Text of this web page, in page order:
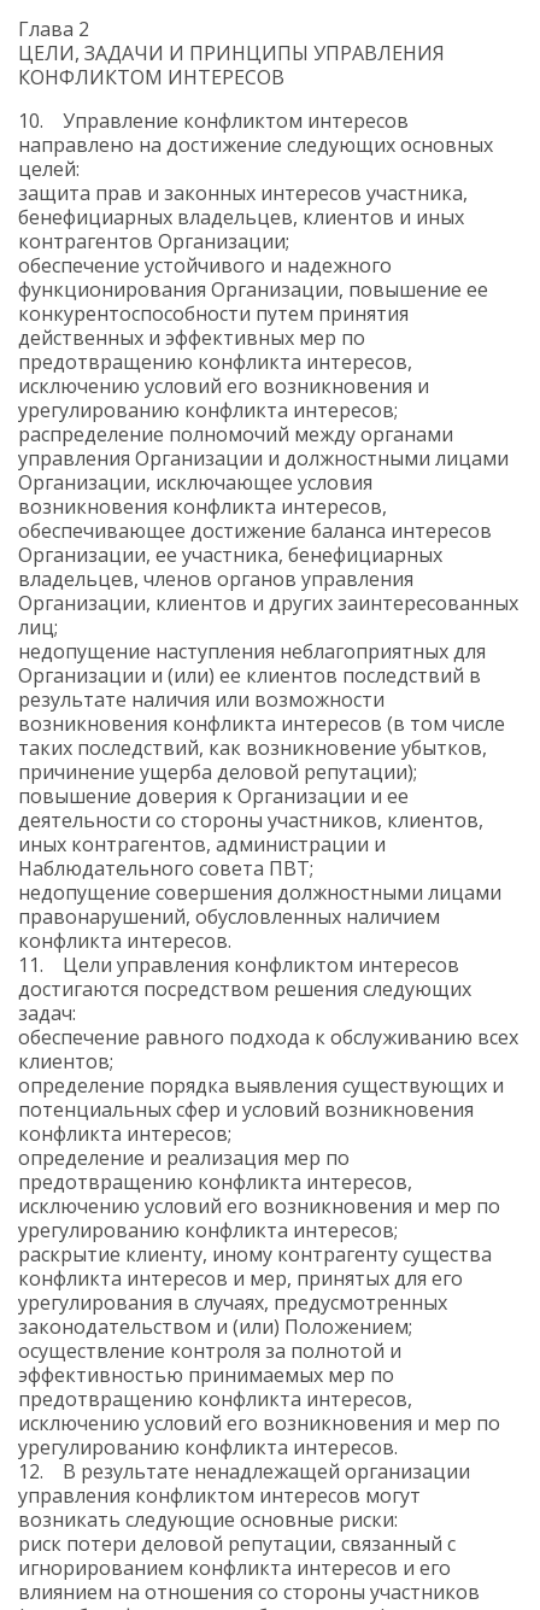
Глава 2
ЦЕЛИ, ЗАДАЧИ И ПРИНЦИПЫ УПРАВЛЕНИЯ
КОНФЛИКТОМ ИНТЕРЕСОВ
10. Управление конфликтом интересов
направлено на достижение следующих основных
целей:
защита прав и законных интересов участника,
бенефициарных владельцев, клиентов и иных
контрагентов Организации;
обеспечение устойчивого и надежного
функционирования Организации, повышение ее
конкурентоспособности путем принятия
действенных и эффективных мер по
предотвращению конфликта интересов,
исключению условий его возникновения и
урегулированию конфликта интересов;
распределение полномочий между органами
управления Организации и должностными лицами
Организации, исключающее условия
возникновения конфликта интересов,
обеспечивающее достижение баланса интересов
Организации, ее участника, бенефициарных
владельцев, членов органов управления
Организации, клиентов и других заинтересованных
лиц;
недопущение наступления неблагоприятных для
Организации и (или) ее клиентов последствий в
результате наличия или возможности
возникновения конфликта интересов (в том числе
таких последствий, как возникновение убытков,
причинение ущерба деловой репутации);
повышение доверия к Организации и ее
деятельности со стороны участников, клиентов,
иных контрагентов, администрации и
Наблюдательного совета ПВТ;
недопущение совершения должностными лицами
правонарушений, обусловленных наличием
конфликта интересов.
11. Цели управления конфликтом интересов
достигаются посредством решения следующих
задач:
обеспечение равного подхода к обслуживанию всех
клиентов;
определение порядка выявления существующих и
потенциальных сфер и условий возникновения
конфликта интересов;
определение и реализация мер по
предотвращению конфликта интересов,
исключению условий его возникновения и мер по
урегулированию конфликта интересов;
раскрытие клиенту, иному контрагенту существа
конфликта интересов и мер, принятых для его
урегулирования в случаях, предусмотренных
законодательством и (или) Положением;
осуществление контроля за полнотой и
эффективностью принимаемых мер по
предотвращению конфликта интересов,
исключению условий его возникновения и мер по
урегулированию конфликта интересов.
12. В результате ненадлежащей организации
управления конфликтом интересов могут
возникать следующие основные риски:
риск потери деловой репутации, связанный с
игнорированием конфликта интересов и его
влиянием на отношения со стороны участников